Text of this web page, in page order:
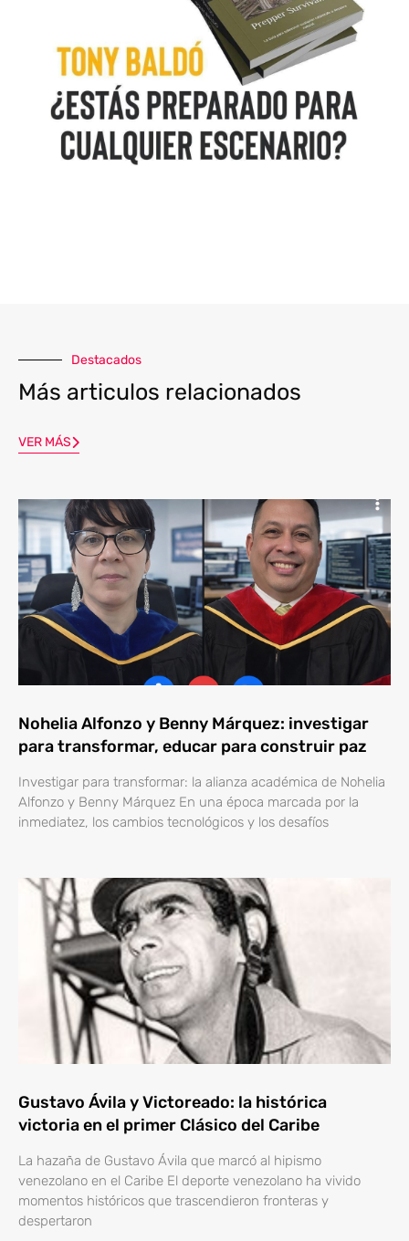
Destacados
Más articulos relacionados
VER MÁS
Nohelia Alfonzo y Benny Márquez: investigar
para transformar, educar para construir paz
Investigar para transformar: la alianza académica de Nohelia
Alfonzo y Benny Márquez En una época marcada por la
inmediatez, los cambios tecnológicos y los desafíos
Gustavo Ávila y Victoreado: la histórica
victoria en el primer Clásico del Caribe
La hazaña de Gustavo Ávila que marcó al hipismo
venezolano en el Caribe El deporte venezolano ha vivido
momentos históricos que trascendieron fronteras y
despertaron